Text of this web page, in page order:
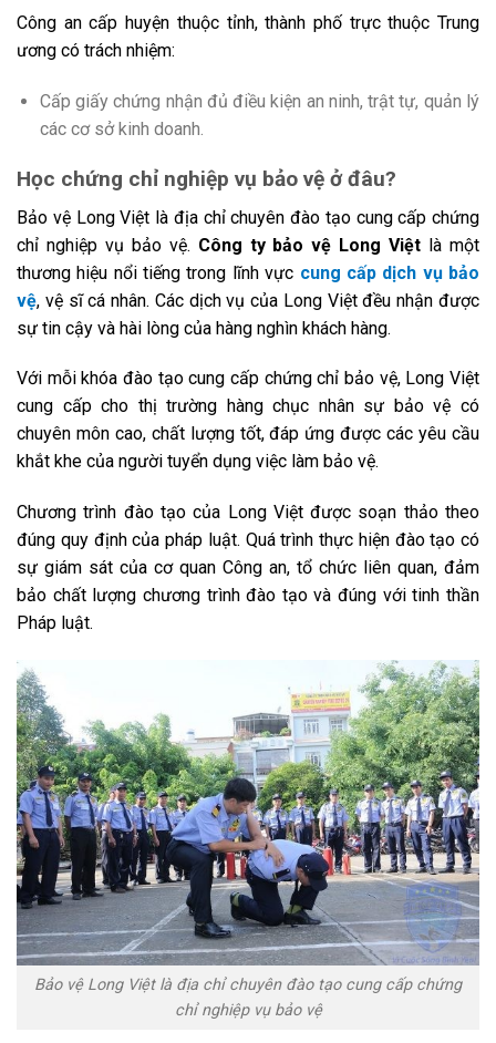
Công an cấp huyện thuộc tỉnh, thành phố trực thuộc Trung
ương có trách nhiệm:
Cấp giấy chứng nhận đủ điều kiện an ninh, trật tự, quản lý
các cơ sở kinh doanh.
Học chứng chỉ nghiệp vụ bảo vệ ở đâu?
Bảo vệ Long Việt là địa chỉ chuyên đào tạo cung cấp chứng
chỉ nghiệp vụ bảo vệ. Công ty bảo vệ Long Việt là một
thương hiệu nổi tiếng trong lĩnh vực cung cấp dịch vụ bảo
vệ, vệ sĩ cá nhân. Các dịch vụ của Long Việt đều nhận được
sự tin cậy và hài lòng của hàng nghìn khách hàng.
Với mỗi khóa đào tạo cung cấp chứng chỉ bảo vệ, Long Việt
cung cấp cho thị trường hàng chục nhân sự bảo vệ có
chuyên môn cao, chất lượng tốt, đáp ứng được các yêu cầu
khắt khe của người tuyển dụng việc làm bảo vệ.
Chương trình đào tạo của Long Việt được soạn thảo theo
đúng quy định của pháp luật. Quá trình thực hiện đào tạo có
sự giám sát của cơ quan Công an, tổ chức liên quan, đảm
bảo chất lượng chương trình đào tạo và đúng với tinh thần
Pháp luật.
Bảo vệ Long Việt là địa chỉ chuyên đào tạo cung cấp chứng
chỉ nghiệp vụ bảo vệ